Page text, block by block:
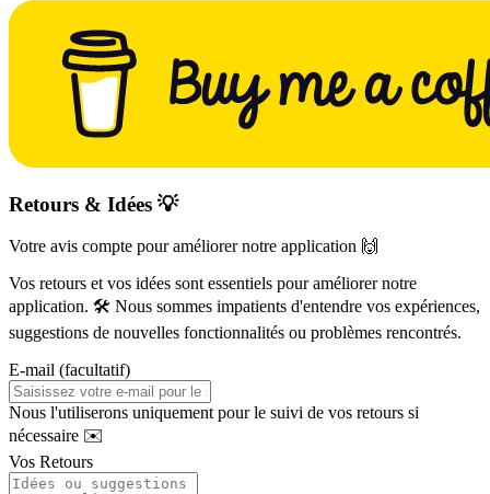
Retours & Idées 💡
Votre avis compte pour améliorer notre application 🙌
Vos retours et vos idées sont essentiels pour améliorer notre
application. 🛠️ Nous sommes impatients d'entendre vos expériences,
suggestions de nouvelles fonctionnalités ou problèmes rencontrés.
E-mail (facultatif)
Nous l'utiliserons uniquement pour le suivi de vos retours si
nécessaire ✉️
Vos Retours